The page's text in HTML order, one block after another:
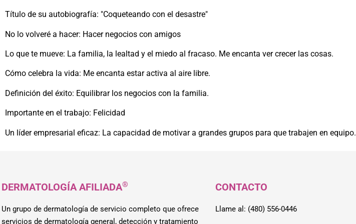
Título de su autobiografía: "Coqueteando con el desastre"
No lo volveré a hacer: Hacer negocios con amigos
Lo que te mueve: La familia, la lealtad y el miedo al fracaso. Me encanta ver crecer las cosas.
Cómo celebra la vida: Me encanta estar activa al aire libre.
Definición del éxito: Equilibrar los negocios con la familia.
Importante en el trabajo: Felicidad
Un líder empresarial eficaz: La capacidad de motivar a grandes grupos para que trabajen en equipo.
DERMATOLOGÍA AFILIADA®
Un grupo de dermatología de servicio completo que ofrece
servicios de dermatología general, detección y tratamiento
CONTACTO
Llame al: (480) 556-0446